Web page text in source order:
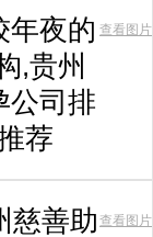
年夜的
,贵州
公司排
荐
查看图片
慈善助 查看图片